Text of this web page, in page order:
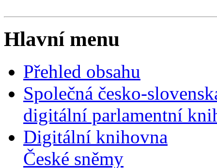
Hlavní menu
Přehled obsahu
Společná česko-
digitální parlamentní
Digitální knihovna
České sněmy